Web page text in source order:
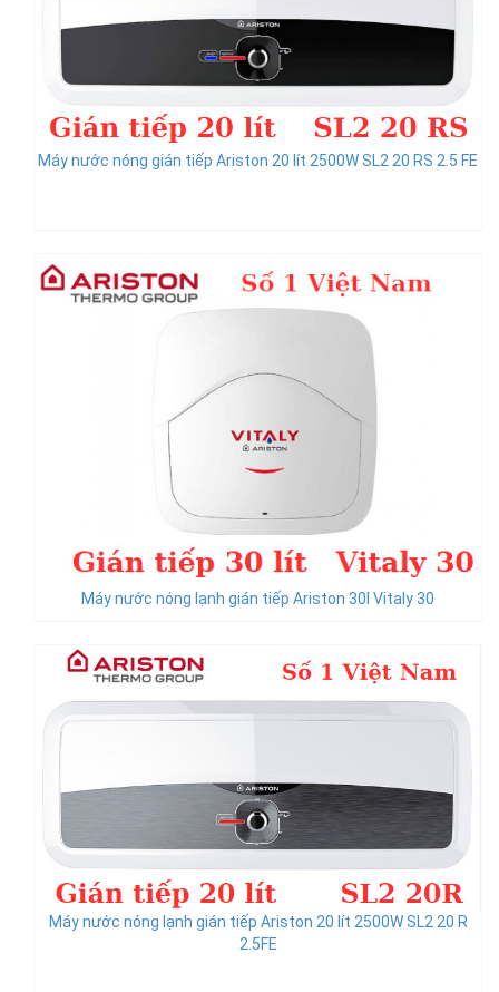
Máy nước nóng gián tiếp Ariston 20 lít 2500W SL2 20 RS 2.5 FE
Máy nước nóng lạnh gián tiếp Ariston 30l Vitaly 30
Máy nước nóng lạnh gián tiếp Ariston 20 lít 2500W SL2 20 R
2.5FE